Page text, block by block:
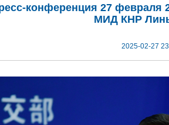
конференция 27 февраля
МИД КНР
2025-02-27